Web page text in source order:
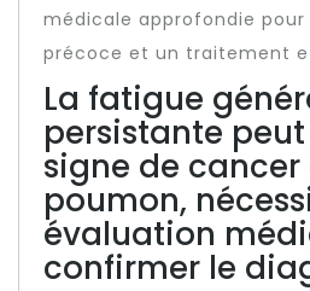
médicale approfondie
précoce et un traitement
La fatigue
persistante
signe de cancer
poumon,
évaluation
confirmer le